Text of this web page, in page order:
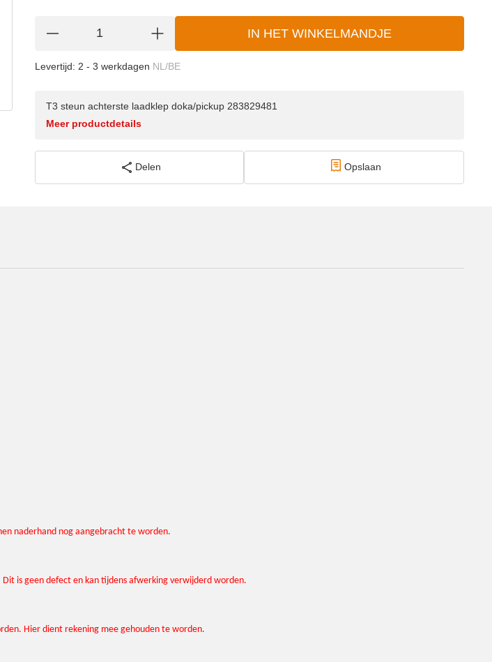
IN HET WINKELMANDJE
Levertijd: 2 - 3 werkdagen NL/BE
T3 steun achterste laadklep doka/pickup 283829481
Meer productdetails
Delen Opslaan
naderhand nog aangebracht te worden.
is geen defect en kan tijdens afwerking verwijderd worden.
Hier dient rekening mee gehouden te worden.